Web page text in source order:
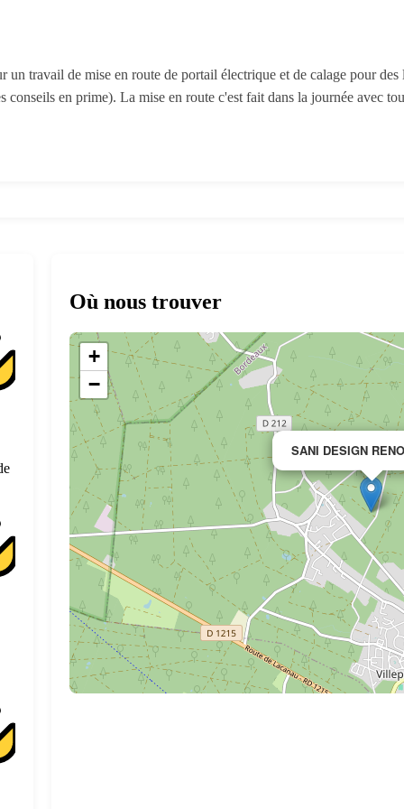
un travail de mise en route de portail électrique et de calage pour
conseils en prime). La mise en route c'est fait dans la journée avec
Où nous trouver
SANI DESIGN
+
−